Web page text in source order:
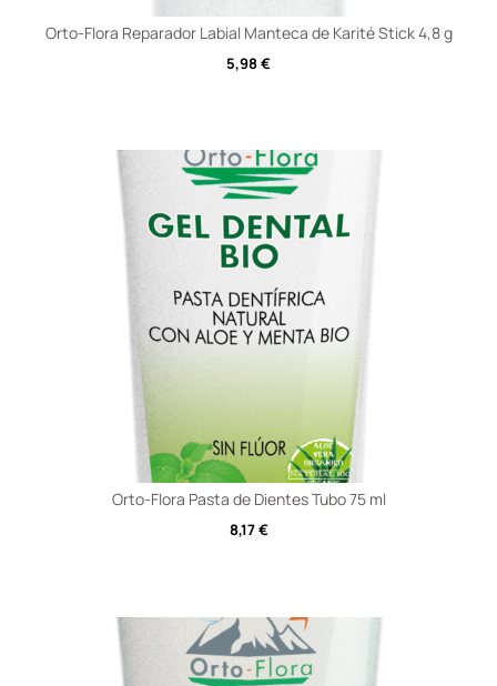
Orto-Flora Reparador Labial Manteca de Karité Stick 4,8 g
5,98€
Orto-Flora Pasta de Dientes Tubo 75 ml
8,17€